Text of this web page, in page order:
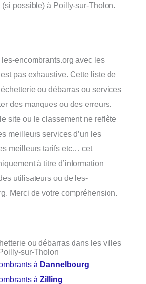
(si possible) à Poilly-sur-Tholon.
encombrants.org avec les
pas exhaustive. Cette liste de
ou débarras ou services
des manques ou des erreurs.
le site ou le classement ne reflète
meilleurs services d’un les
meilleurs tarifs etc… cet
à titre d’information
utilisateurs ou de les-
Merci de votre compréhension.
ou débarras dans les villes
sur-Tholon
à Dannelbourg
àZilling